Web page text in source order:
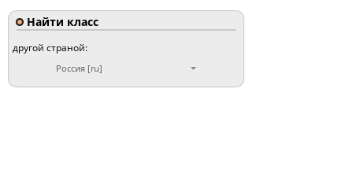
Найти класс
другой страной:
Россия [ru]